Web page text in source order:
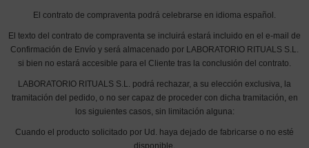
El contrato de compraventa podrá celebrarse en idioma español.
El texto del contrato de compraventa se incluirá estará incluido en el e-mail de
Confirmación de Envío y será almacenado por LABORATORIO RITUALS S.L.
si bien no estará accesible para el Cliente tras la conclusión del contrato.
LABORATORIO RITUALS S.L. podrá rechazar, a su elección exclusiva, la
tramitación del pedido, o no ser capaz de proceder con dicha tramitación, en
los siguientes casos, sin limitación alguna:
Cuando el producto solicitado por Ud. haya dejado de fabricarse o no esté
disponible.